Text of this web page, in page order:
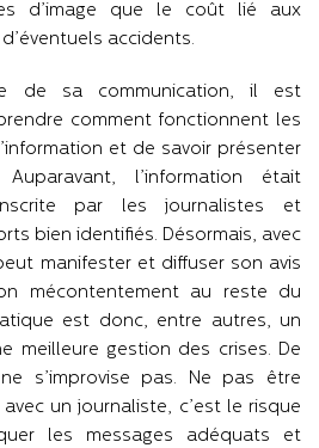
d’image que le coût lié aux
accidents.
de sa communication, il est
comment fonctionnent les
et de savoir présenter
l’information était
par les journalistes et
bien identifiés. Désormais, avec
manifester et diffuser son avis
mécontentement au reste du
est donc, entre autres, un
meilleure gestion des crises. De
s’improvise pas. Ne pas être
un journaliste, c’est le risque
les messages adéquats et